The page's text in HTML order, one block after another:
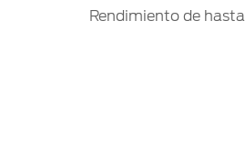
Rendimiento de